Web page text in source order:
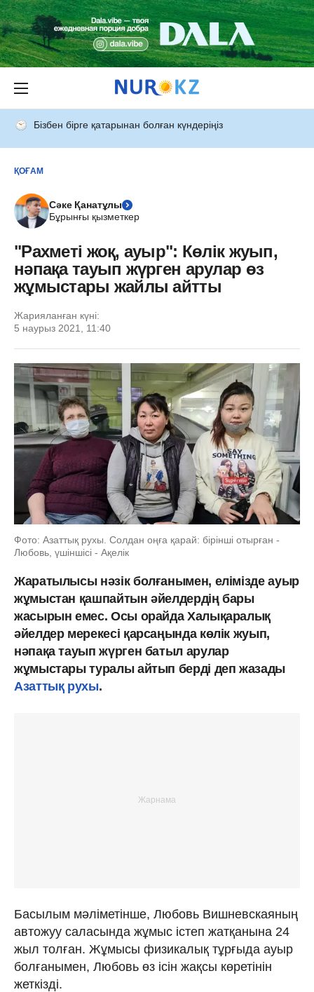
Бізбен бірге қатарынан болған күндеріңіз
ҚОҒАМ
Сәке Қанатұлы
Бұрынғы қызметкер
"Рахметі жоқ, ауыр": Көлік жуып,
нәпақа тауып жүрген арулар өз
жұмыстары жайлы айтты
Жарияланған күні:
5 наурыз 2021, 11:40
Фото: Азаттық рухы. Солдан оңға қарай: бірінші отырған -
Любовь, үшіншісі - Ақелік
Жаратылысы нәзік болғанымен, елімізде ауыр
жұмыстан қашпайтын әйелдердің бары
жасырын емес. Осы орайда Халықаралық
әйелдер мерекесі қарсаңында көлік жуып,
нәпақа тауып жүрген батыл арулар
жұмыстары туралы айтып берді деп жазады
Азаттық рухы.
Басылым мәліметінше, Любовь Вишневскаяның
автожуу саласында жұмыс істеп жатқанына 24
жыл толған. Жұмысы физикалық тұрғыда ауыр
болғанымен, Любовь өз ісін жақсы көретінін
жеткізді.